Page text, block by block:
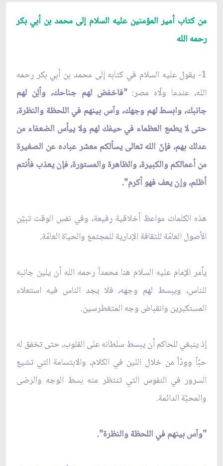
من كتاب أمير المؤمنين عليه السلام إلى محمد بن أبي بكر
رحمه الله
1- يقول عليه السلام في كتابه إلى محمد بن أبي بكر رحمه
الله، عندما ولّاه مصر:"فاخفض لهم جناحك، وألِن لهم
جانبك، وابسط لهم وجهك، وآس بينهم في اللحظة والنظرة،
حتى لا يطمع العظماء في حيفك لهم ولا ييأس الضعفاء من
عدلك بهم، فإنّ الله تعالى يسألكم معشر عباده عن الصغيرة
من أعمالكم والكبيرة، والظاهرة والمستورة، فإن يعذب فأنتم
أظلم، وإن يعف فهو أكرم".
هذه الكلمات مواعظ أخلاقية رفيعة، وفي نفس الوقت تبيّن
الأصول العامّة للثقافة الإدارية للمجتمع والحياة العامّة.
يأمر الإمام عليه السلام هنا محمداً رحمه الله أن يلين جانبه
للناس، ويبسط لهم وجهه، فلا يجد الناس فيه استعلاء
المستكبرين وانقباض وجه المتغطرسين.
إذ ينبغي للحاكم أن يبسط سلطانه على القلوب، حتى تخفق له
حبّاً وودّاً من خلال اللين في الكلام، والابتسامة التي تشيع
السرور في النفوس التي تنتظر منه بسط الوجه والرضى
والمحبّة الدائمة.
"وآس بينهم في اللحظة والنظرة".